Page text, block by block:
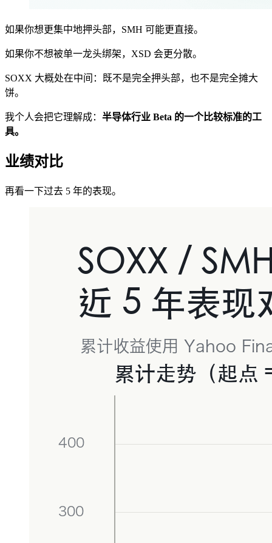
如果你想更集中地押头部，SMH 可能更直接。
如果你不想被单一龙头绑架，XSD 会更分散。
SOXX 大概处在中间：既不是完全押头部，也不是完全摊大
饼。
我个人会把它理解成： 半导体行业 Beta 的一个比较标准的工
具。
业绩对比
再看一下过去 5 年的表现。